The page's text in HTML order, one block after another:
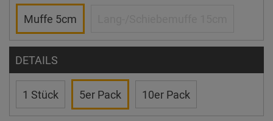
Muffe 5cm
DETAILS
1 Stück 5er Pack 10er Pack